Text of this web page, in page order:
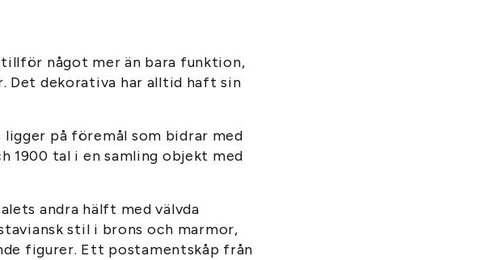
något mer än bara funktion,
Det dekorativa har alltid haft sin
på föremål som bidrar med
1900 tal i en samling objekt med
andra hälft med välvda
stil i brons och marmor,
figurer. Ett postamentskåp från